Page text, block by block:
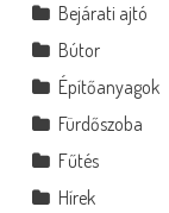
Bejárati ajtó
Bútor
Építőanyagok
Fürdőszoba
Fűtés
Hírek